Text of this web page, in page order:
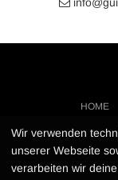
HOME
Wir verwenden
unserer Webseite
verarbeiten wir